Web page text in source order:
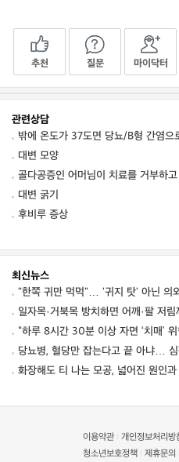
추천 질문 마이닥터
관련상담
대변 모양
골다공증인 어머님이 치료를 거부하
대변 굵기
후비루 증상
최신뉴스
"한쪽 귀만 먹먹"… '귀지 탓' 아닌 의
일자목·거북목 방치하면 어깨·팔 저
당뇨병, 혈당만 잡는다고 끝 아냐…
화장해도 티 나는 모공, 넓어진 원인
이용약관 개인정보처리방
청소년보호정책
제휴문의